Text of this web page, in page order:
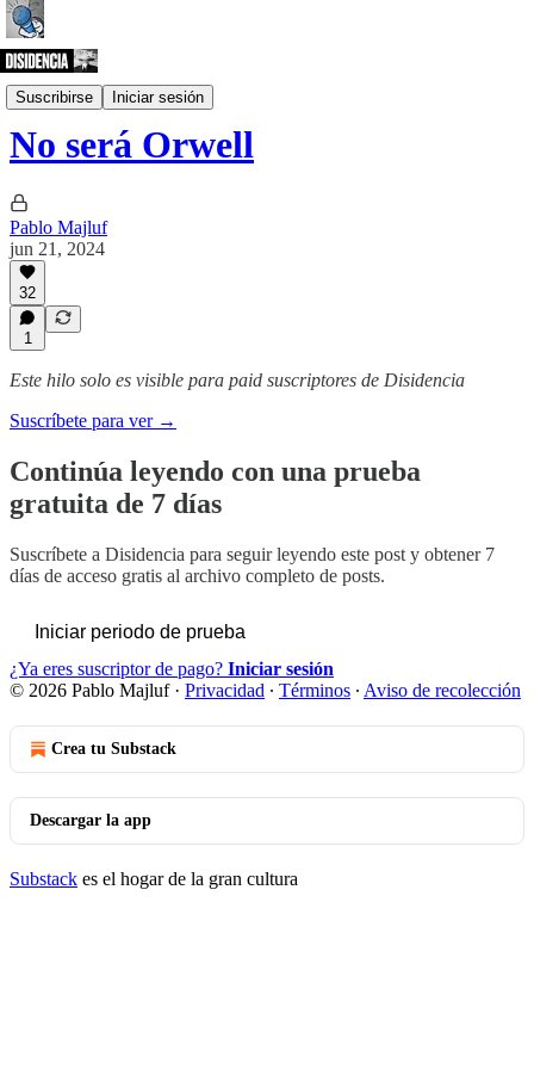
Suscribirse Iniciar sesión
Columna
No será Orwell
Pablo Majluf
jun 21, 2024
32
1
Este hilo solo es visible para paid suscriptores de Disidencia
Suscríbete para ver →
Continúa leyendo con una prueba
gratuita de 7 días
Suscríbete a Disidencia para seguir leyendo este post y obtener 7
días de acceso gratis al archivo completo de posts.
Iniciar periodo de prueba
¿Ya eres suscriptor de pago? Iniciar sesión
© 2026 Pablo Majluf· Privacidad ∙ Términos ∙ Aviso de recolección
Crea tu Substack
Descargar la app
Substack es el hogar de la gran cultura